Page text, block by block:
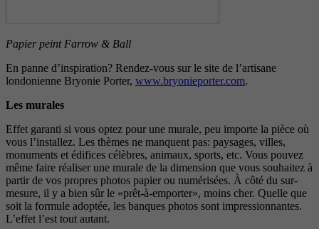
Papier peint Farrow & Ball
En panne d’inspiration? Rendez-vous sur le site de l’artisane
londonienne Bryonie Porter, www.bryonieporter.com.
Les murales
Effet garanti si vous optez pour une murale, peu importe la pièce où
vous l’installez. Les thèmes ne manquent pas: paysages, villes,
monuments et édifices célèbres, animaux, sports, etc. Vous pouvez
même faire réaliser une murale de la dimension que vous souhaitez à
partir de vos propres photos papier ou numérisées. À côté du sur-
mesure, il y a bien sûr le «prêt-à-emporter», moins cher. Quelle que
soit la formule adoptée, les banques photos sont impressionnantes.
L’effet l’est tout autant.